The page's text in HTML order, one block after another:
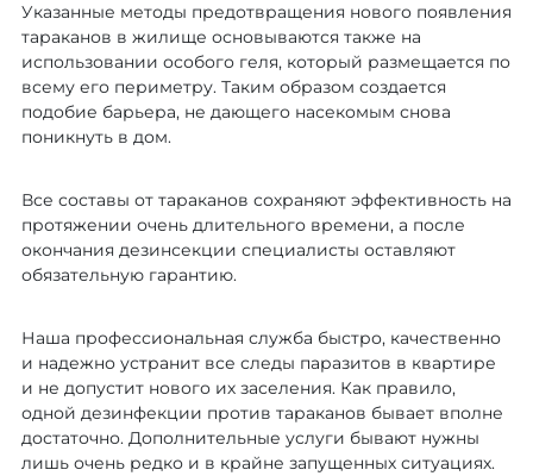
Указанные методы предотвращения нового появления
тараканов в жилище основываются также на
использовании особого геля, который размещается по
всему его периметру. Таким образом создается
подобие барьера, не дающего насекомым снова
поникнуть в дом.
Все составы от тараканов сохраняют эффективность на
протяжении очень длительного времени, а после
окончания дезинсекции специалисты оставляют
обязательную гарантию.
Наша профессиональная служба быстро, качественно
и надежно устранит все следы паразитов в квартире
и не допустит нового их заселения. Как правило,
одной дезинфекции против тараканов бывает вполне
достаточно. Дополнительные услуги бывают нужны
лишь очень редко и в крайне запущенных ситуациях.